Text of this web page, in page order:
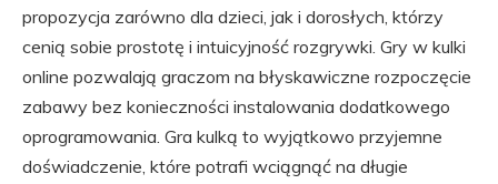
propozycja zarówno dla dzieci, jak i dorosłych, którzy
cenią sobie prostotę i intuicyjność rozgrywki. Gry w kulki
online pozwalają graczom na błyskawiczne rozpoczęcie
zabawy bez konieczności instalowania dodatkowego
oprogramowania. Gra kulką to wyjątkowo przyjemne
doświadczenie, które potrafi wciągnąć na długie